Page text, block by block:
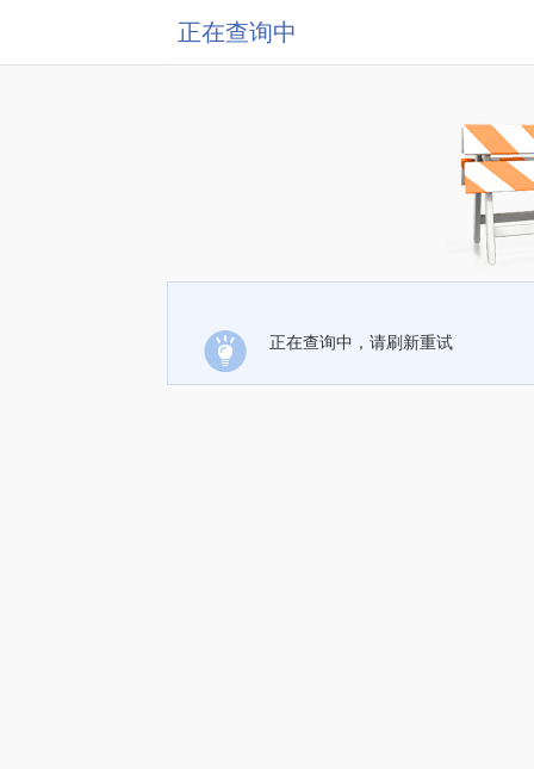
正在查询中
正在查询中，请刷新重试